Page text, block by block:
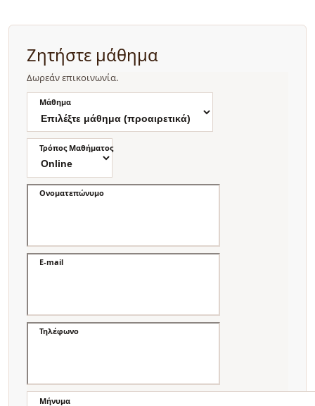
Ζητήστε μάθημα
Δωρεάν επικοινωνία.
Μάθημα
Τρόπος Μαθήματος
Ονοματεπώνυμο
E-mail
Τηλέφωνο
Μήνυμα